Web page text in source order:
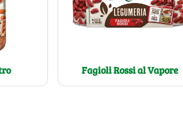
Fagioli Rossi al Vapore